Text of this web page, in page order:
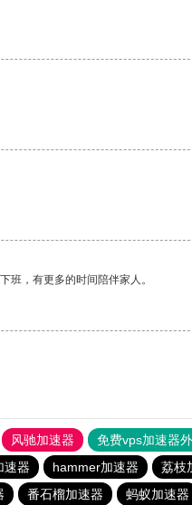
班，有更多的时间陪伴家人。
风驰加速器 免费vps加速器
速器 hammer加速器 荔枝
番石榴加速器 蚂蚁加速器